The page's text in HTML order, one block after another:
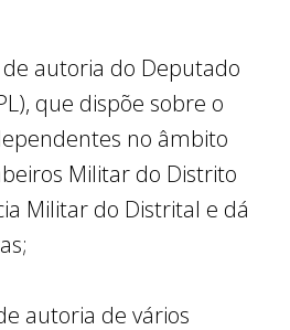
autoria do Deputado
que dispõe sobre o
no âmbito
Militar do Distrito
Militar do Distrital e dá
autoria de vários